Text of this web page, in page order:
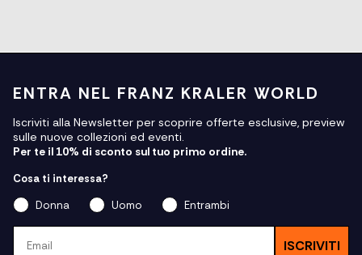
ENTRA NEL FRANZ KRALER WORLD
Iscriviti alla Newsletter per scoprire offerte esclusive, preview
sulle nuove collezioni ed eventi.
Per te il 10% di sconto sul tuo primo ordine.
Cosa ti interessa?
Donna
Uomo
Entrambi
ISCRIVITI